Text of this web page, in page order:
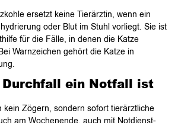
ersetzt keine Tierärztin, wenn ein
oder Blut im Stuhl vorliegt. Sie ist
für die Fälle, in denen die Katze
Warnzeichen gehört die Katze in
Durchfall ein Notfall ist
kein Zögern, sondern sofort tierärztliche
am Wochenende, auch mit Notdienst-